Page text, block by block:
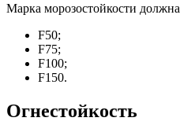
Марка морозостойкости должна
F50;
F75;
F100;
F150.
Огнестойкость